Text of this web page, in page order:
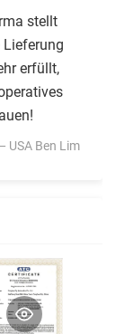
stellt
erfüllt,
USA Ben Lim